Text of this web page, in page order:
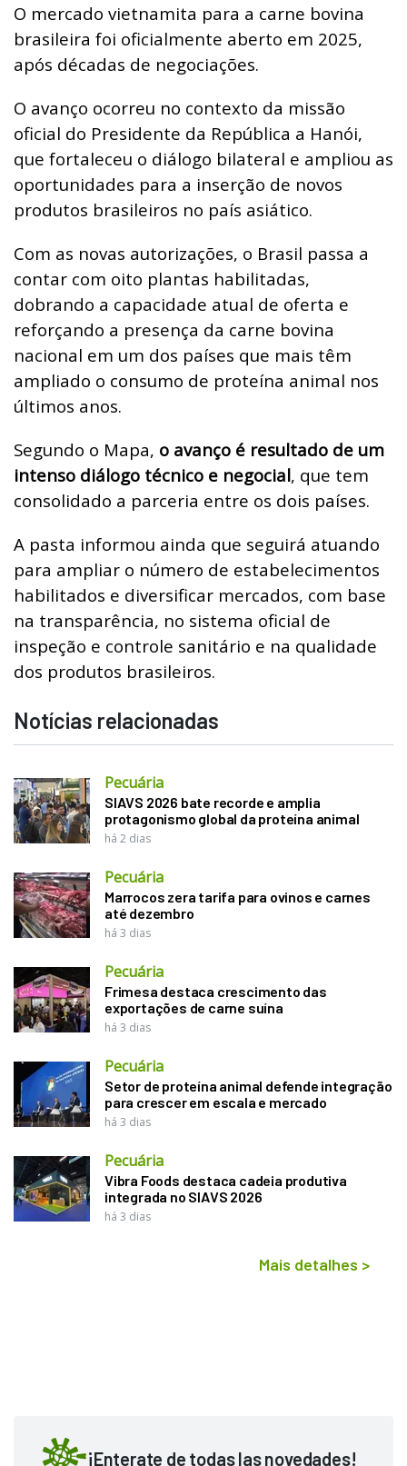
O mercado vietnamita para a carne bovina
brasileira foi oficialmente aberto em 2025,
após décadas de negociações.
O avanço ocorreu no contexto da missão
oficial do Presidente da República a Hanói,
que fortaleceu o diálogo bilateral e ampliou as
oportunidades para a inserção de novos
produtos brasileiros no país asiático.
Com as novas autorizações, o Brasil passa a
contar com oito plantas habilitadas,
dobrando a capacidade atual de oferta e
reforçando a presença da carne bovina
nacional em um dos países que mais têm
ampliado o consumo de proteína animal nos
últimos anos.
Segundo o Mapa, o avanço é resultado de um
intenso diálogo técnico e negocial, que tem
consolidado a parceria entre os dois países.
A pasta informou ainda que seguirá atuando
para ampliar o número de estabelecimentos
habilitados e diversificar mercados, com base
na transparência, no sistema oficial de
inspeção e controle sanitário e na qualidade
dos produtos brasileiros.
Notícias relacionadas
Pecuária
SIAVS 2026 bate recorde e amplia
protagonismo global da proteína animal
há 2 dias
Pecuária
Marrocos zera tarifa para ovinos e carnes
até dezembro
há 3 dias
Pecuária
Frimesa destaca crescimento das
exportações de carne suína
há 3 dias
Pecuária
Setor de proteína animal defende integração
para crescer em escala e mercado
há 3 dias
Pecuária
Vibra Foods destaca cadeia produtiva
integrada no SIAVS 2026
há 3 dias
Mais detalhes >
¡Enterate de todas las novedades!